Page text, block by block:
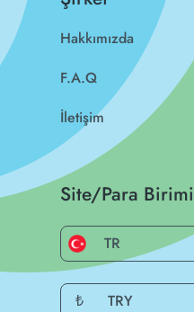
Hakkımızda
F.A.Q
İletişim
Site/Para Birimi
TR
₺ TRY